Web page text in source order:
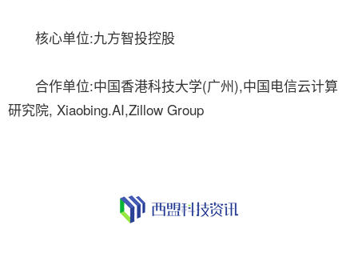
核心单位:九方智投控股
合作单位:中国香港科技大学(广州),中国电信云计算
研究院, Xiaobing.AI,Zillow Group